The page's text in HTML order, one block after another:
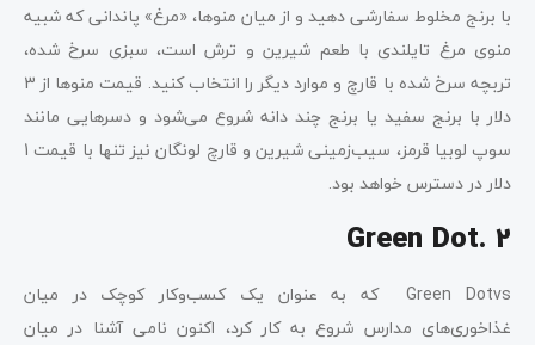
با برنج مخلوط سفارشی دهید و از میان منوها، «مرغ» پاندانی که شبیه
منوی مرغ تایلندی با طعم شیرین و ترش است، سبزی سرخ شده،
تربچه سرخ شده با قارچ و موارد دیگر را انتخاب کنید. قیمت‌ منوها از 3
دلار با برنج سفید یا برنج چند دانه شروع می‌شود و دسرهایی مانند
سوپ لوبیا قرمز، سیب‌زمینی شیرین و قارچ لونگان نیز تنها با قیمت 1
دلار در دسترس خواهد بود.
Green Dot. 2
Green Dotvs که به‌ عنوان یک کسب‌وکار کوچک در میان
غذاخوری‌های مدارس شروع به کار کرد، اکنون نامی آشنا در میان